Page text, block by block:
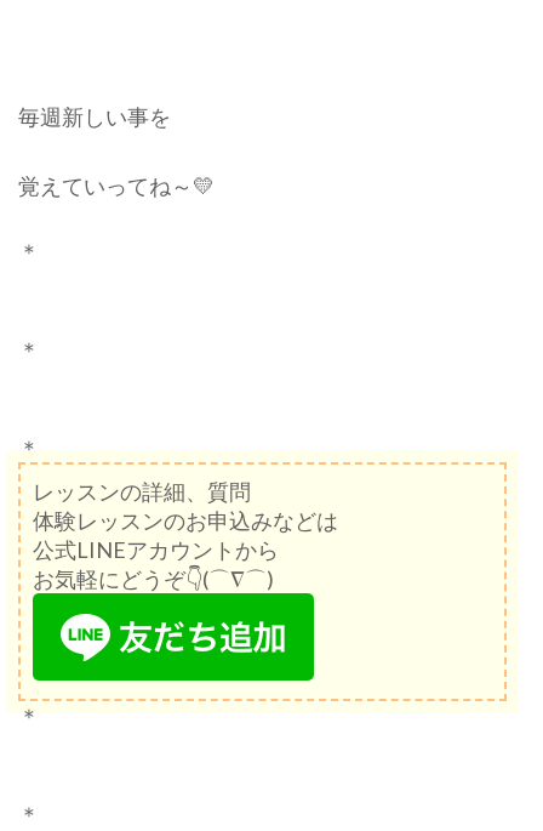
毎週新しい事を
覚えていってね～💛
＊
＊
＊
レッスンの詳細、質問
体験レッスンのお申込みなどは
公式LINEアカウントから
お気軽にどうぞ👇(⌒∇⌒)
＊
＊